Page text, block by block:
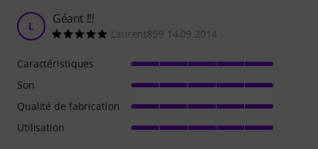
L Géant !!!
Laurent859 14.09.2014
Caractéristiques
Son
Qualité de fabrication
Utilisation